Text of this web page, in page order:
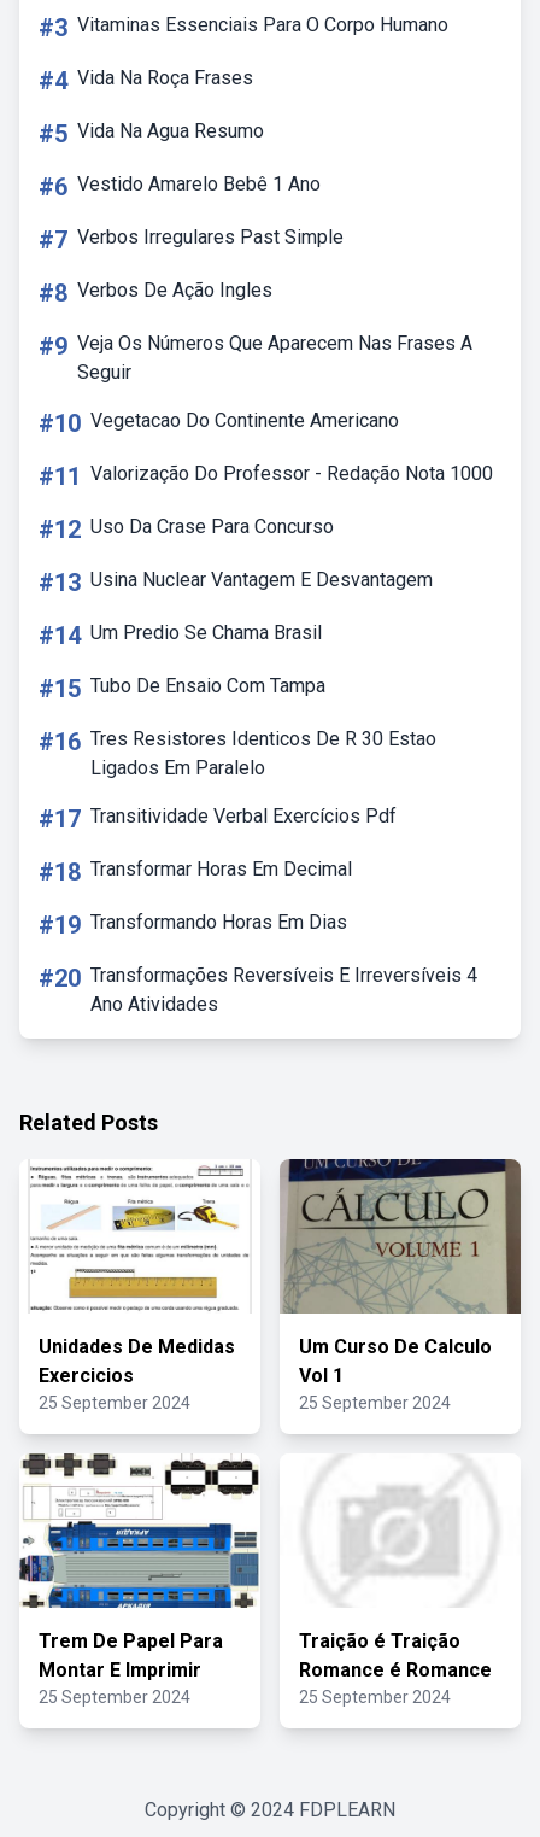
#3 Vitaminas Essenciais Para O Corpo Humano
#4 Vida Na Roça Frases
#5 Vida Na Agua Resumo
#6 Vestido Amarelo Bebê 1 Ano
#7 Verbos Irregulares Past Simple
#8 Verbos De Ação Ingles
#9 Veja Os Números Que Aparecem Nas Frases A
Seguir
#10 Vegetacao Do Continente Americano
#11 Valorização Do Professor - Redação Nota 1000
#12 Uso Da Crase Para Concurso
#13 Usina Nuclear Vantagem E Desvantagem
#14 Um Predio Se Chama Brasil
#15 Tubo De Ensaio Com Tampa
#16 Tres Resistores Identicos De R 30 Estao
Ligados Em Paralelo
#17 Transitividade Verbal Exercícios Pdf
#18 Transformar Horas Em Decimal
#19 Transformando Horas Em Dias
#20 Transformações Reversíveis E Irreversíveis 4
Ano Atividades
Related Posts
Unidades De Medidas
Exercicios
25 September 2024
Um Curso De Calculo
Vol 1
25 September 2024
Trem De Papel Para
Montar E Imprimir
25 September 2024
Traição é Traição
Romance é Romance
25 September 2024
Copyright © 2024 FDPLEARN